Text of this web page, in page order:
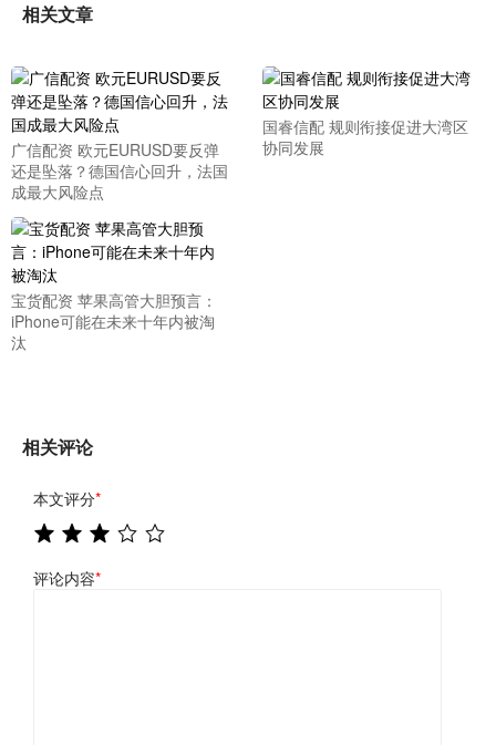
相关文章
广信配资 欧元EURUSD要反弹
还是坠落？德国信心回升，法国
成最大风险点
国睿信配 规则衔接促进大湾区
协同发展
宝货配资 苹果高管大胆预言：
iPhone可能在未来十年内被淘
汰
相关评论
本文评分*
评论内容*